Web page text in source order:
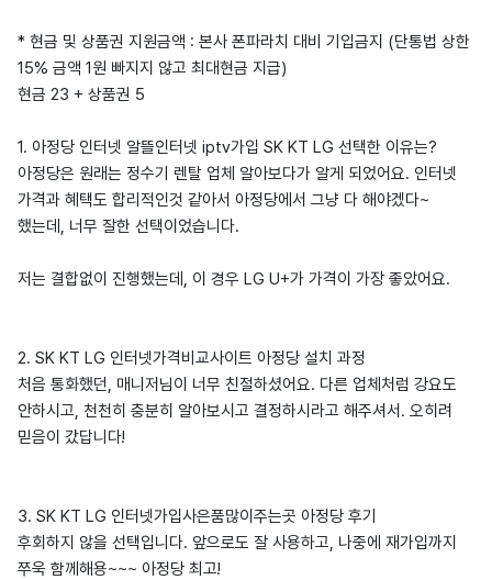
* 현금 및 상품권 지원금액 : 본사 폰파라치 대비 기입금지 (단통법 상한
15% 금액 1원 빠지지 않고 최대현금 지급)
현금 23 + 상품권 5
1. 아정당 인터넷 알뜰인터넷 iptv가입 SK KT LG 선택한 이유는?
아정당은 원래는 정수기 렌탈 업체 알아보다가 알게 되었어요. 인터넷
가격과 혜택도 합리적인것 같아서 아정당에서 그냥 다 해야겠다~
했는데, 너무 잘한 선택이었습니다.
저는 결합없이 진행했는데, 이 경우 LG U+가 가격이 가장 좋았어요.
2. SK KT LG 인터넷가격비교사이트 아정당 설치 과정
처음 통화했던, 매니저님이 너무 친절하셨어요. 다른 업체처럼 강요도
안하시고, 천천히 충분히 알아보시고 결정하시라고 해주셔서. 오히려
믿음이 갔답니다!
3. SK KT LG 인터넷가입사은품많이주는곳 아정당 후기
후회하지 않을 선택입니다. 앞으로도 잘 사용하고, 나중에 재가입까지
쭈욱 함께해용~~~ 아정당 최고!